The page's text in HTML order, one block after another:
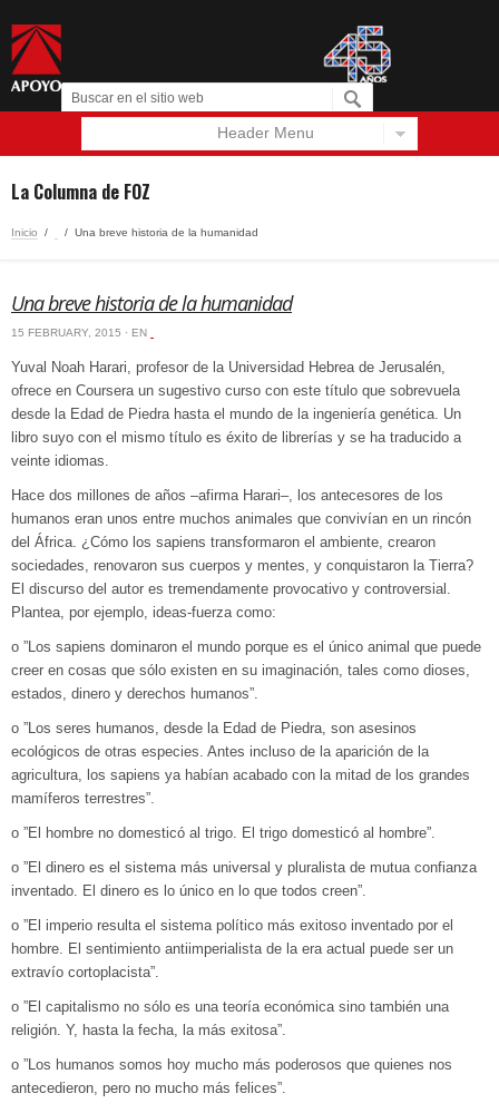
Header Menu
La Columna de FOZ
Inicio / / Una breve historia de la humanidad
Una breve historia de la humanidad
15 FEBRUARY, 2015 · EN
Yuval Noah Harari, profesor de la Universidad Hebrea de Jerusalén,
ofrece en Coursera un sugestivo curso con este título que sobrevuela
desde la Edad de Piedra hasta el mundo de la ingeniería genética. Un
libro suyo con el mismo título es éxito de librerías y se ha traducido a
veinte idiomas.
Hace dos millones de años –afirma Harari–, los antecesores de los
humanos eran unos entre muchos animales que convivían en un rincón
del África. ¿Cómo los sapiens transformaron el ambiente, crearon
sociedades, renovaron sus cuerpos y mentes, y conquistaron la Tierra?
El discurso del autor es tremendamente provocativo y controversial.
Plantea, por ejemplo, ideas-fuerza como:
o ”Los sapiens dominaron el mundo porque es el único animal que puede
creer en cosas que sólo existen en su imaginación, tales como dioses,
estados, dinero y derechos humanos”.
o ”Los seres humanos, desde la Edad de Piedra, son asesinos
ecológicos de otras especies. Antes incluso de la aparición de la
agricultura, los sapiens ya habían acabado con la mitad de los grandes
mamíferos terrestres”.
o ”El hombre no domesticó al trigo. El trigo domesticó al hombre”.
o ”El dinero es el sistema más universal y pluralista de mutua confianza
inventado. El dinero es lo único en lo que todos creen”.
o ”El imperio resulta el sistema político más exitoso inventado por el
hombre. El sentimiento antiimperialista de la era actual puede ser un
extravío cortoplacista”.
o ”El capitalismo no sólo es una teoría económica sino también una
religión. Y, hasta la fecha, la más exitosa”.
o ”Los humanos somos hoy mucho más poderosos que quienes nos
antecedieron, pero no mucho más felices”.